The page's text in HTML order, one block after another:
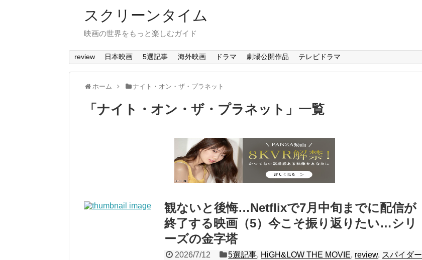
スクリーンタイム
映画の世界をもっと楽しむガイド
review 日本映画 5選記事 海外映画 ドラマ 劇場公開作品 テレビドラマ
ホーム ナイト・オン・ザ・プラネット
「 ナイト・オン・ザ・プラネット 」 一覧
観ないと後悔…Netflixで7月中旬までに配信が
終了する映画（5）今こそ振り返りたい…シリ
ーズの金字塔
2026/7/12 5選記事, HiGH&LOW THE MOVIE, review, スパイダー